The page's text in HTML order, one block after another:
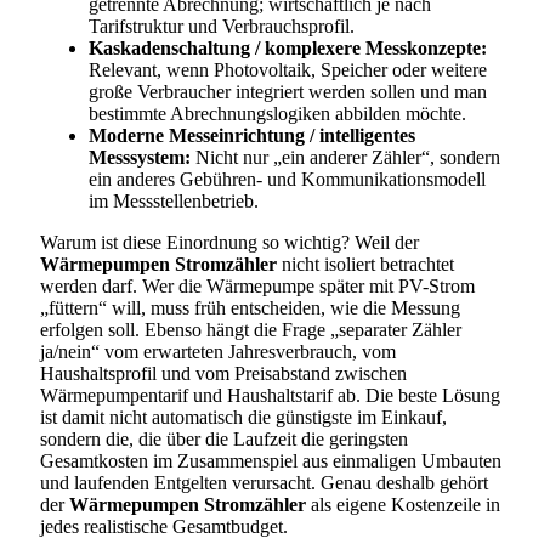
Tarifstruktur und Verbrauchsprofil.
Kaskadenschaltung / komplexere Messkonzepte:
Relevant, wenn Photovoltaik, Speicher oder weitere
große Verbraucher integriert werden sollen und man
bestimmte Abrechnungslogiken abbilden möchte.
Moderne Messeinrichtung / intelligentes
Messsystem: Nicht nur „ein anderer Zähler“, sondern
ein anderes Gebühren- und Kommunikationsmodell
im Messstellenbetrieb.
Warum ist diese Einordnung so wichtig? Weil der
Wärmepumpen Stromzähler nicht isoliert betrachtet
werden darf. Wer die Wärmepumpe später mit PV-Strom
„füttern“ will, muss früh entscheiden, wie die Messung
erfolgen soll. Ebenso hängt die Frage „separater Zähler
ja/nein“ vom erwarteten Jahresverbrauch, vom
Haushaltsprofil und vom Preisabstand zwischen
Wärmepumpentarif und Haushaltstarif ab. Die beste Lösung
ist damit nicht automatisch die günstigste im Einkauf,
sondern die, die über die Laufzeit die geringsten
Gesamtkosten im Zusammenspiel aus einmaligen Umbauten
und laufenden Entgelten verursacht. Genau deshalb gehört
derWärmepumpen Stromzähler als eigene Kostenzeile in
jedes realistische Gesamtbudget.